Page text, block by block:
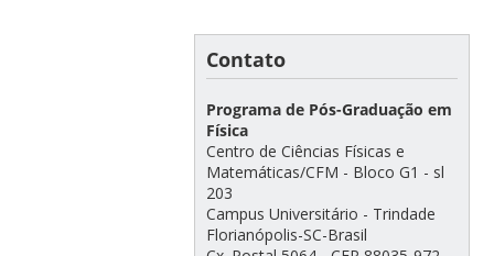
Contato
Programa de Pós-Graduação em
Física
Centro de Ciências Físicas e
Matemáticas/CFM - Bloco G1 - sl
203
Campus Universitário - Trindade
Florianópolis-SC-Brasil